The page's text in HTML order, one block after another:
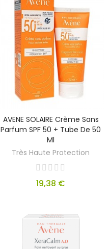
AVENE SOLAIRE Crème Sans
Parfum SPF 50 + Tube De 50
Ml
Très Haute Protection
19,38 €